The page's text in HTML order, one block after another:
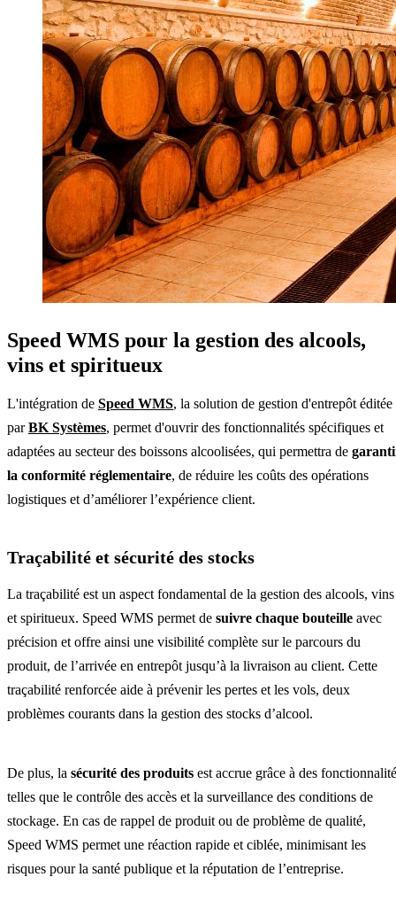
Speed WMS pour la gestion des alcools,
vins et spiritueux
L'intégration de Speed WMS, la solution de gestion d'entrepôt éditée
parBK Systèmes, permet d'ouvrir des fonctionnalités spécifiques et
adaptées au secteur des boissons alcoolisées, qui permettra de
la conformité réglementaire, de réduire les coûts des opérations
logistiques et d’améliorer l’expérience client.
Traçabilité et sécurité des stocks
La traçabilité est un aspect fondamental de la gestion des alcools, vins
et spiritueux. Speed WMS permet de suivre chaque bouteille avec
précision et offre ainsi une visibilité complète sur le parcours du
produit, de l’arrivée en entrepôt jusqu’à la livraison au client. Cette
traçabilité renforcée aide à prévenir les pertes et les vols, deux
problèmes courants dans la gestion des stocks d’alcool.
De plus, la sécurité des produits est accrue grâce à des
telles que le contrôle des accès et la surveillance des conditions de
stockage. En cas de rappel de produit ou de problème de qualité,
Speed WMS permet une réaction rapide et ciblée, minimisant les
risques pour la santé publique et la réputation de l’entreprise.